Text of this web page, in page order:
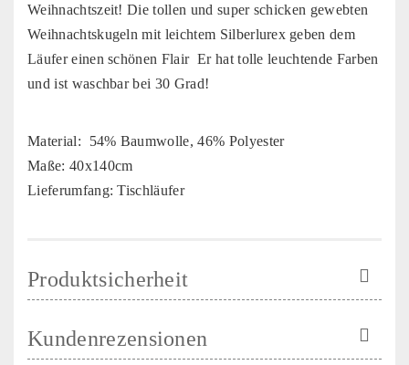
Weihnachtszeit! Die tollen und super schicken gewebten
Weihnachtskugeln mit leichtem Silberlurex geben dem
Läufer einen schönen Flair Er hat tolle leuchtende Farben
und ist waschbar bei 30 Grad!
Material:
54% Baumwolle, 46% Polyester
Maße: 40x140cm
Lieferumfang: Tischläufer
Produktsicherheit
Kundenrezensionen